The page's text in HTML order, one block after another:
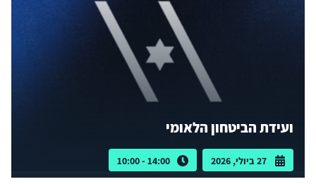
ועידת הביטחון הלאומי
27 ביולי, 2026 14:00 - 10:00